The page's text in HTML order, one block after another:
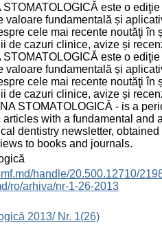
STOMATOLOGICĂ este o
valoare fundamentală și
cele mai recente noutăţi
de cazuri clinice, avize și
STOMATOLOGICĂ este o
valoare fundamentală și
cele mai recente noutăţi
de cazuri clinice, avize și
STOMATOLOGICĂ - is a
with a fundamental and
dentistry newsletter,
to books and journals.
handle/20.500.12710/
ro/arhiva/nr-1-26-2013
2013/ Nr. 1(26)